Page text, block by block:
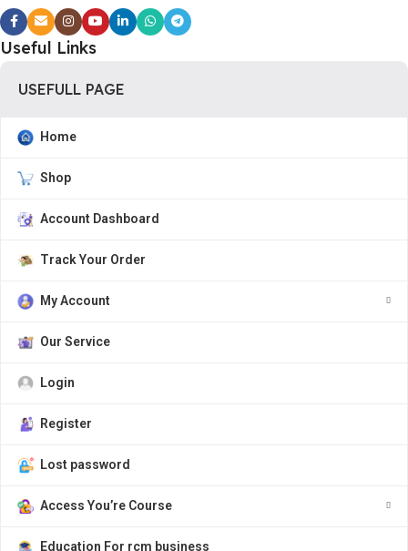
Useful Links
USEFULL PAGE
Home
Shop
Account Dashboard
Track Your Order
My Account
Our Service
Login
Register
Lost password
Access You’re Course
Education For rcm business